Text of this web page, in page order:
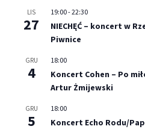
LIS
27
19:00-22:30
NIECHĘĆ – koncert w
Piwnice
GRU
4
18:00
Koncert Cohen – Po
Artur Żmijewski
GRU
5
18:00
Koncert Echo Rodu/